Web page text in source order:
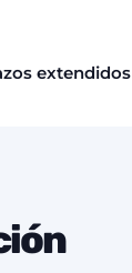
extendidos